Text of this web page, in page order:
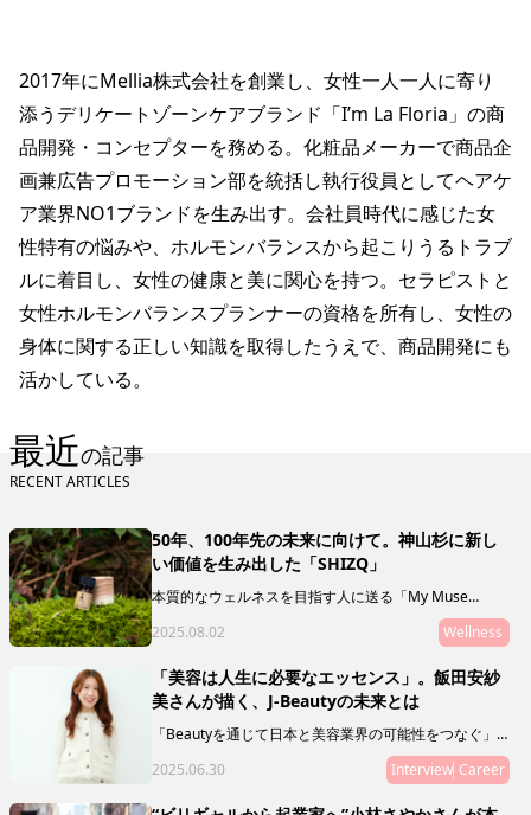
2017年にMellia株式会社を創業し、女性一人一人に寄り
添うデリケートゾーンケアブランド「I’m La Floria」の商
品開発・コンセプターを務める。化粧品メーカーで商品企
画兼広告プロモーション部を統括し執行役員としてヘアケ
ア業界NO1ブランドを生み出す。会社員時代に感じた女
性特有の悩みや、ホルモンバランスから起こりうるトラブ
ルに着目し、女性の健康と美に関心を持つ。セラピストと
女性ホルモンバランスプランナーの資格を所有し、女性の
身体に関する正しい知識を取得したうえで、商品開発にも
活かしている。
最近の記事
RECENT ARTICLES
50年、100年先の未来に向けて。神山杉に新し
い価値を生み出した「SHIZQ」
本質的なウェルネスを目指す人に送る「My Muse
Selection」。最終回を飾るのは、徳島県の神山を拠点
に活動する「SHIZQ（しずく）」。山や川を守るために
「木を使う」というコンセプトのもと、器やアロマを製
作・販売しています。 「質がいいもの」の奥に潜むリ
レーションシップ（関連性やつながり）に目を向けるこ
とで、50年後の私たちの未来に繋げていきましょう。
2025.08.02 Wellness
「美容は人生に必要なエッセンス」。飯田安紗
美さんが描く、J-Beautyの未来とは
「Beautyを通じて日本と美容業界の可能性をつなぐ」
ことをミッションとし、新規事業やマガジン、複業支援
などを通じて、J Beautyを世界へ拡げる活動をリードし
ている飯田 安紗美さんにインタビュー。日本の美容業
界の可能性とは？ その未来とは？ 飯田さんの人生経
2025.06.30 Interview Career